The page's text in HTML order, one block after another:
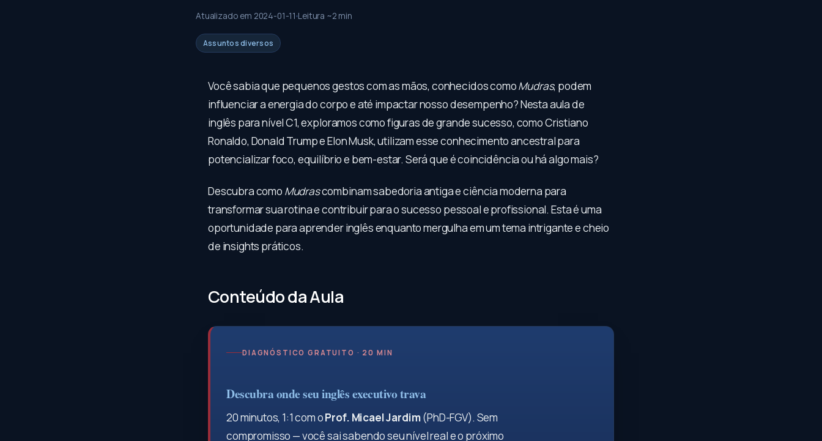
Atualizado em 2024-01-11 Leitura ~2 min
Assuntos diversos
Você sabia que pequenos gestos com as mãos, conhecidos comoMudras, podem
influenciar a energia do corpo e até impactar nosso desempenho? Nesta aula de
inglês para nível C1, exploramos como figuras de grande sucesso, como Cristiano
Ronaldo, Donald Trump e Elon Musk, utilizam esse conhecimento ancestral para
potencializar foco, equilíbrio e bem-estar. Será que é coincidência ou há algo mais?
Descubra como Mudrascombinam sabedoria antiga e ciência moderna para
transformar sua rotina e contribuir para o sucesso pessoal e profissional. Esta é uma
oportunidade para aprender inglês enquanto mergulha em um tema intrigante e cheio
de insights práticos.
Conteúdo da Aula
DIAGNÓSTICO GRATUITO · 20 MIN
Descubra onde seu inglês executivo trava
20 minutos, 1:1 com oProf. Micael Jardim(PhD-FGV). Sem
compromisso — você sai sabendo seu nível real e o próximo